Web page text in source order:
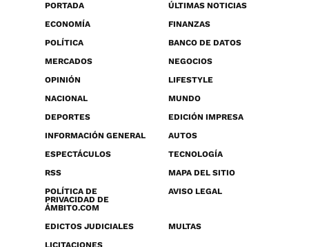
PORTADA
ÚLTIMAS NOTICIAS
ECONOMÍA
FINANZAS
POLÍTICA
BANCO DE DATOS
MERCADOS
NEGOCIOS
OPINIÓN
LIFESTYLE
NACIONAL
MUNDO
DEPORTES
EDICIÓN IMPRESA
INFORMACIÓN GENERAL
AUTOS
ESPECTÁCULOS
TECNOLOGÍA
RSS
MAPA DEL SITIO
POLÍTICA DE
PRIVACIDAD DE
ÁMBITO.COM
AVISO LEGAL
EDICTOS JUDICIALES
MULTAS
LICITACIONES